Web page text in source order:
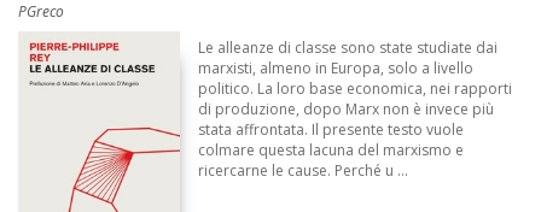
PGreco
Le alleanze di classe sono state studiate dai
marxisti, almeno in Europa, solo a livello
politico. La loro base economica, nei rapporti
di produzione, dopo Marx non è invece più
stata affrontata. Il presente testo vuole
colmare questa lacuna del marxismo e
ricercarne le cause. Perché u ...